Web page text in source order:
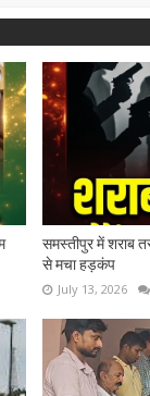
समस्तीपुर में शराब
से मचा हड़कंप
July 13, 2026